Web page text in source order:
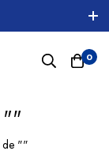
0
""
de ""